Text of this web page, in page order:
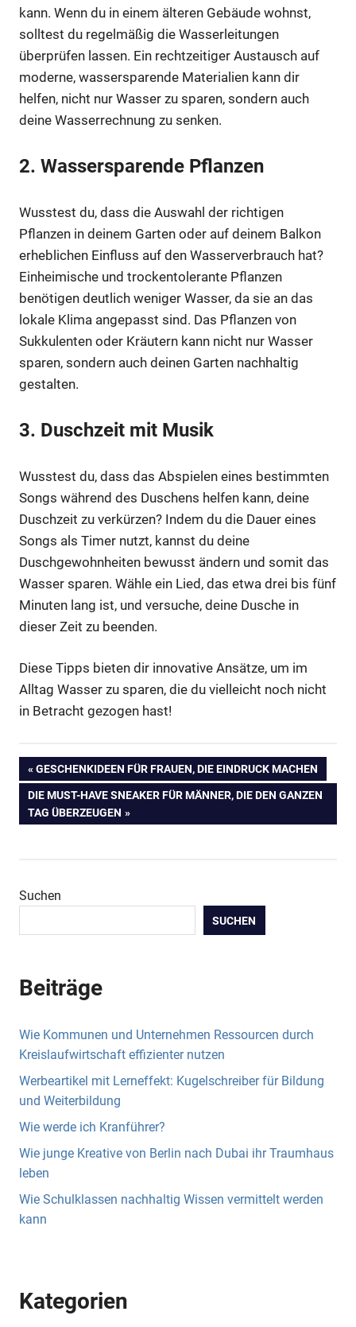
kann. Wenn du in einem älteren Gebäude wohnst,
solltest du regelmäßig die Wasserleitungen
überprüfen lassen. Ein rechtzeitiger Austausch auf
moderne, wassersparende Materialien kann dir
helfen, nicht nur Wasser zu sparen, sondern auch
deine Wasserrechnung zu senken.
2. Wassersparende Pflanzen
Wusstest du, dass die Auswahl der richtigen
Pflanzen in deinem Garten oder auf deinem Balkon
erheblichen Einfluss auf den Wasserverbrauch hat?
Einheimische und trockentolerante Pflanzen
benötigen deutlich weniger Wasser, da sie an das
lokale Klima angepasst sind. Das Pflanzen von
Sukkulenten oder Kräutern kann nicht nur Wasser
sparen, sondern auch deinen Garten nachhaltig
gestalten.
3. Duschzeit mit Musik
Wusstest du, dass das Abspielen eines bestimmten
Songs während des Duschens helfen kann, deine
Duschzeit zu verkürzen? Indem du die Dauer eines
Songs als Timer nutzt, kannst du deine
Duschgewohnheiten bewusst ändern und somit das
Wasser sparen. Wähle ein Lied, das etwa drei bis fünf
Minuten lang ist, und versuche, deine Dusche in
dieser Zeit zu beenden.
Diese Tipps bieten dir innovative Ansätze, um im
Alltag Wasser zu sparen, die du vielleicht noch nicht
in Betracht gezogen hast!
Beitragsnavigation
VORHERIGER
BEITRAG:
GESCHENKIDEEN FÜR FRAUEN, DIE EINDRUCK MACHEN
NÄCHSTER
BEITRAG:
DIE MUST-HAVE SNEAKER FÜR MÄNNER, DIE DEN GANZEN
TAG ÜBERZEUGEN
Suchen
SUCHEN
Beiträge
Wie Kommunen und Unternehmen Ressourcen durch
Kreislaufwirtschaft effizienter nutzen
Werbeartikel mit Lerneffekt: Kugelschreiber für Bildung
und Weiterbildung
Wie werde ich Kranführer?
Wie junge Kreative von Berlin nach Dubai ihr Traumhaus
leben
Wie Schulklassen nachhaltig Wissen vermittelt werden
kann
Kategorien